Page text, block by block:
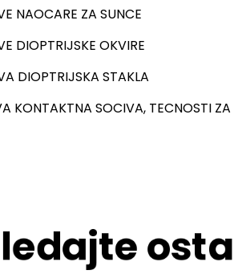
NAOCARE ZA SUNCE
DIOPTRIJSKE OKVIRE
DIOPTRIJSKA STAKLA
KONTAKTNA SOCIVA, TECNOSTI